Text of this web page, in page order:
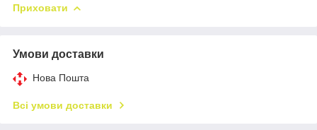
Приховати
Умови доставки
Нова Пошта
Всі умови доставки